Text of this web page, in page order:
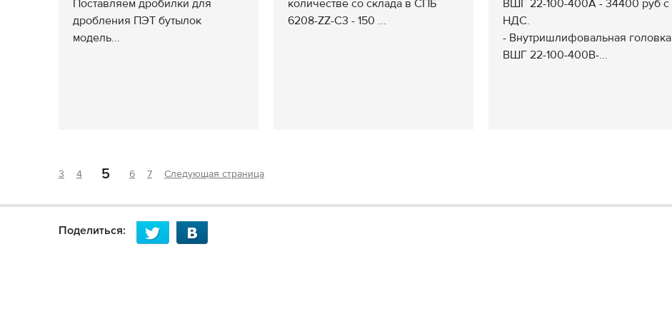
Поставляем дробилки для
дробления ПЭТ бутылок
модель...
количестве со склада в СПБ
6208-ZZ-C3 - 150 ...
ВШГ 22-100-400A - 34400 руб с
НДС.
- Внутришлифовальная головка
ВШГ 22-100-400В-...
3 4 5 6 7 Следующая страница
Поделиться: